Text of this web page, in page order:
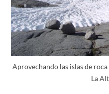
Aprovechando las islas de
La